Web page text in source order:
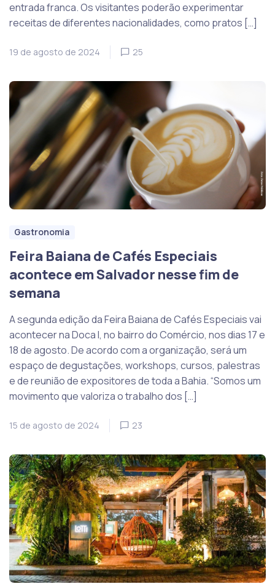
entrada franca. Os visitantes poderão experimentar
receitas de diferentes nacionalidades, como pratos […]
19 de agosto de 2024 25
Gastronomia
Feira Baiana de Cafés Especiais
acontece em Salvador nesse fim de
semana
A segunda edição da Feira Baiana de Cafés Especiais vai
acontecer na Doca I, no bairro do Comércio, nos dias 17 e
18 de agosto. De acordo com a organização, será um
espaço de degustações, workshops, cursos, palestras
e de reunião de expositores de toda a Bahia. “Somos um
movimento que valoriza o trabalho dos […]
15 de agosto de 2024 23